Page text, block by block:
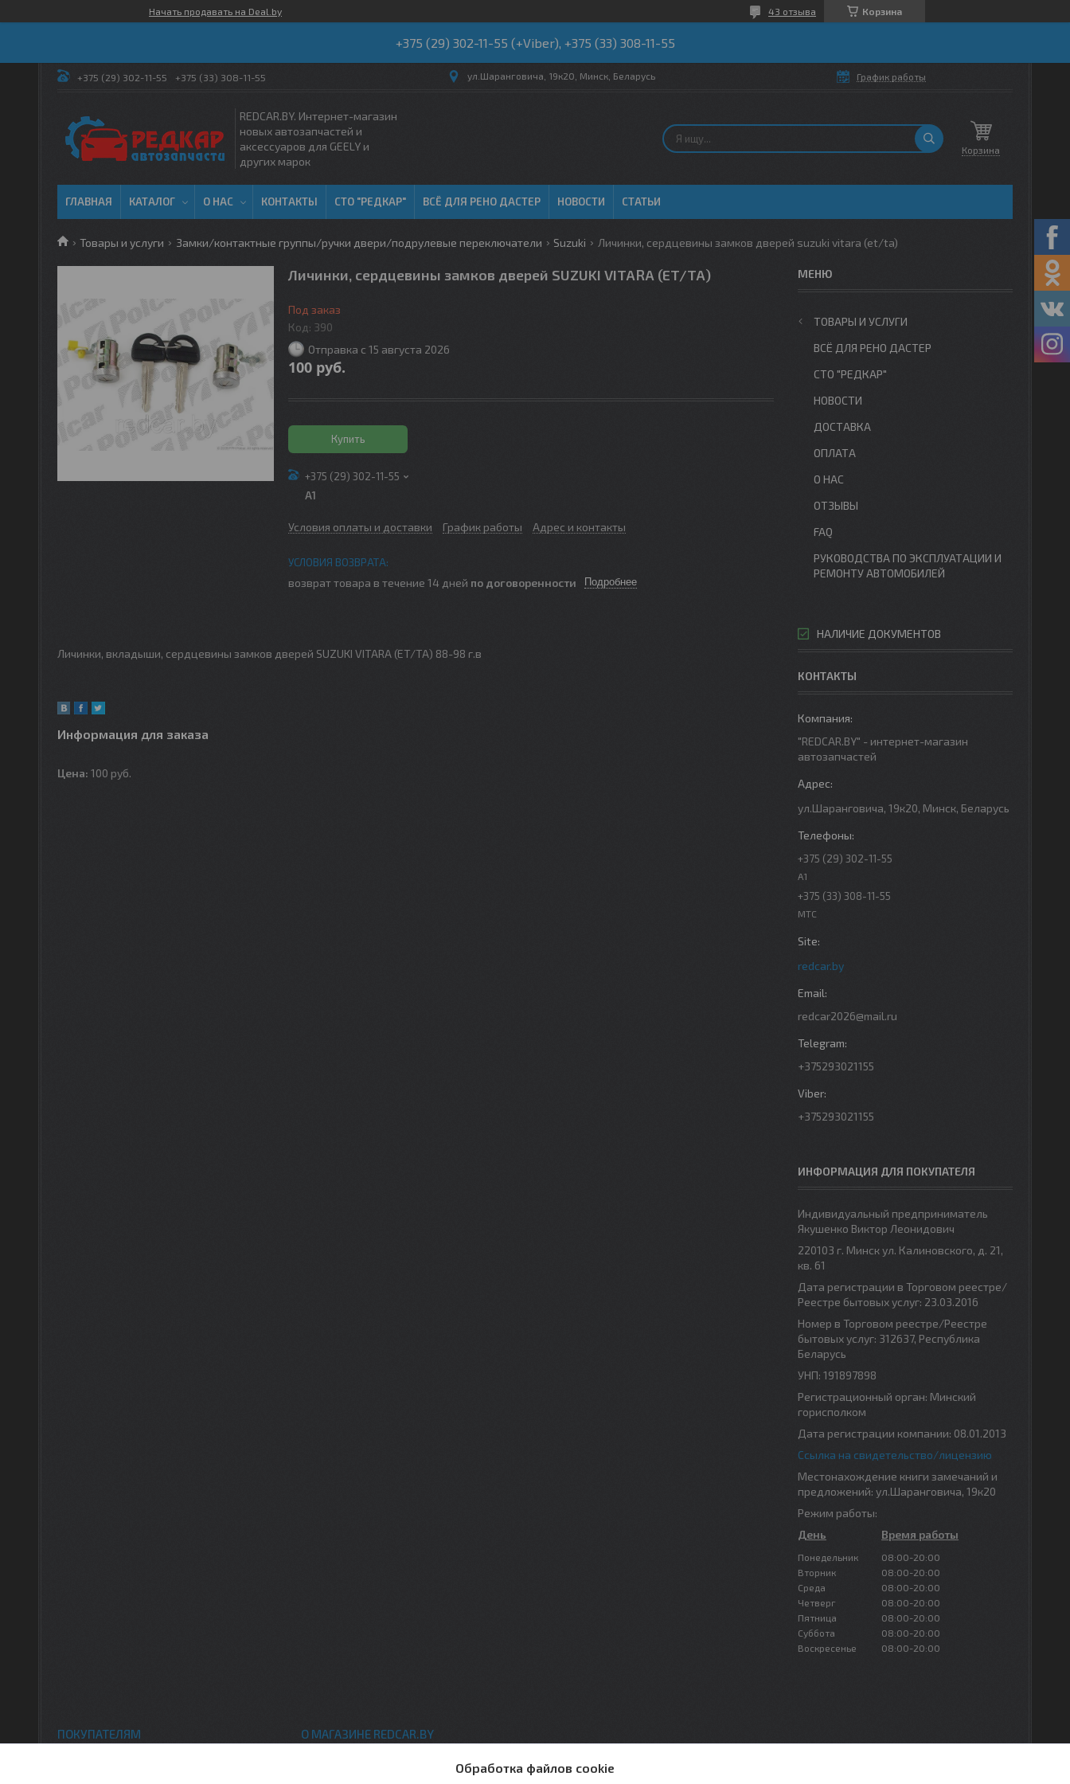
Начать продавать на Deal.by Корзина
43 отзыва
+375 (29) 302-11-55 (+Viber), +375 (33) 308-11-55
+375 (29) 302-11-55 +375 (33) 308-11-55 ул.Шаранговича, 19к20, Минск, Беларусь График работы
REDCAR.BY. Интернет-магазин
новых автозапчастей и
аксессуаров для GEELY и
других марок
Корзина
ГЛАВНАЯ КАТАЛОГ О НАС КОНТАКТЫ СТО "РЕДКАР" ВСЁ ДЛЯ РЕНО ДАСТЕР НОВОСТИ СТАТЬИ
Товары и услуги Замки/контактные группы/ручки двери/подрулевые переключатели Suzuki Личинки, сердцевины замков дверей suzuki vitara (et/ta)
Личинки, сердцевины замков дверей SUZUKI VITARA (ET/TA)
Под заказ
Код: 390
Отправка с 15 августа 2026
100 руб.
Купить
+375 (29) 302-11-55
A1
Условия оплаты и доставки График работы Адрес и контакты
возврат товара в течение 14 дней по договоренности Подробнее
Личинки, вкладыши, сердцевины замков дверей SUZUKI VITARA (ET/TA) 88-98 г.в
Информация для заказа
Цена: 100 руб.
ТОВАРЫ И УСЛУГИ
ВСЁ ДЛЯ РЕНО ДАСТЕР
СТО "РЕДКАР"
НОВОСТИ
ДОСТАВКА
ОПЛАТА
О НАС
ОТЗЫВЫ
FAQ
РУКОВОДСТВА ПО ЭКСПЛУАТАЦИИ И
РЕМОНТУ АВТОМОБИЛЕЙ
НАЛИЧИЕ ДОКУМЕНТОВ
КОНТАКТЫ
"REDCAR.BY" - интернет-магазин
автозапчастей
ул.Шаранговича, 19к20, Минск, Беларусь
+375 (29) 302-11-55
A1
+375 (33) 308-11-55
МТС
redcar.by
redcar2026@mail.ru
+375293021155
+375293021155
ИНФОРМАЦИЯ ДЛЯ ПОКУПАТЕЛЯ
Индивидуальный предприниматель
Якушенко Виктор Леонидович
220103 г. Минск ул. Калиновского, д. 21,
кв. 61
Дата регистрации в Торговом реестре/
Реестре бытовых услуг: 23.03.2016
Номер в Торговом реестре/Реестре
бытовых услуг: 312637, Республика
Беларусь
УНП: 191897898
Регистрационный орган: Минский
горисполком
Дата регистрации компании: 08.01.2013
Ссылка на свидетельство/лицензию
Местонахождение книги замечаний и
предложений: ул.Шаранговича, 19к20
Режим работы:
День
Время работы
Понедельник
08:00-20:00
Вторник
08:00-20:00
Среда
08:00-20:00
Четверг
08:00-20:00
Пятница
08:00-20:00
Суббота
08:00-20:00
Воскресенье
08:00-20:00
ПОКУПАТЕЛЯМ О МАГАЗИНЕ REDCAR.BY
Обработка файлов cookie